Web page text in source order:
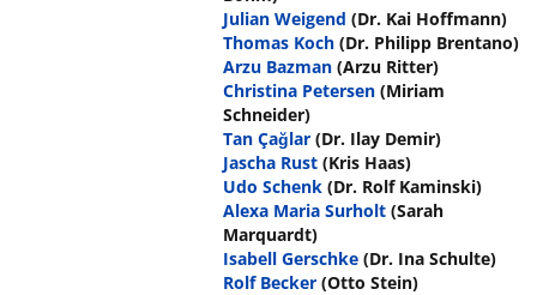
Julian Weigend (Dr. Kai Hoffmann)
Thomas Koch (Dr. Philipp Brentano)
Arzu Bazman (Arzu Ritter)
Christina Petersen (Miriam
Schneider)
Tan Çağlar (Dr. Ilay Demir)
Jascha Rust (Kris Haas)
Udo Schenk (Dr. Rolf Kaminski)
Alexa Maria Surholt (Sarah
Marquardt)
Isabell Gerschke (Dr. Ina Schulte)
Rolf Becker (Otto Stein)